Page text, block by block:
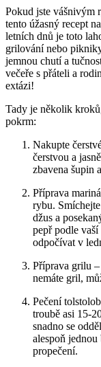
Pokud jste vášnivým
tento úžasný recept
letních dnů je toto
grilování nebo
jemnou chutí a
večeře s přáteli a
extázi!
Tady je několik
pokrm:
Nakupte
čerstvou a
zbavena šupin
Příprava
rybu.
džus a
pepř podle
odpočívat v
Příprava grilu
nemáte gril,
Pečení
troubě asi 15-
snadno se
alespoň jednou
propečení.